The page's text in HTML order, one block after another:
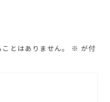
とはありません。 ※ が付